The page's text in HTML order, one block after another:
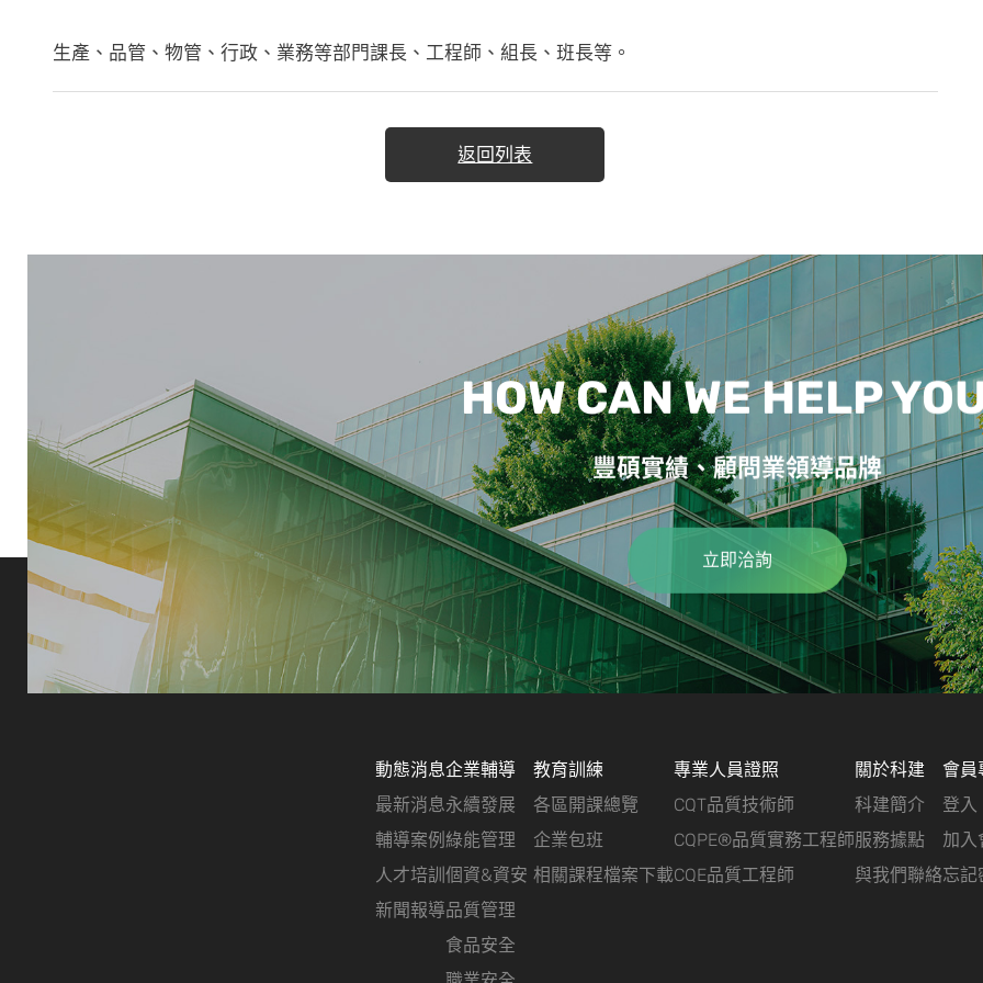
生產、品管、物管、行政、業務等部門課長、工程師、組長、班長等。
返回列表
HOW CAN WE HELP
豐碩實績、顧問業領導品牌
立即洽詢
動態消息
最新消息
輔導案例
人才培訓
新聞報導
企業輔導
永續發展
綠能管理
個資&資安
品質管理
食品安全
教育訓練
各區開課總覽
企業包班
相關課程檔案下載
專業人員證照
CQT品質技術師
CQPE®品質實務工程師
CQE品質工程師
關於科建
科建簡介
服務據點
與我們聯絡
會員
登入
加入
忘記